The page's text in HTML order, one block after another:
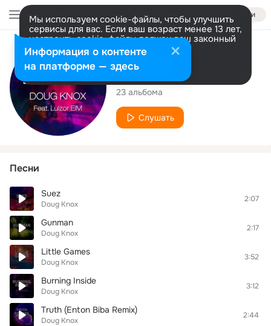
Войти
Мы используем cookie-файлы, чтобы улучшить
сервисы для вас. Если ваш возраст менее 13 лет,
настроить cookie-файлы должен ваш законный
представитель. Больше информации
Разрешить все Настроить
Исполнитель
Doug Knox
23 альбома
Слушать
Песни
Suez
Doug Knox
2:07
Gunman
Doug Knox
2:17
Little Games
Doug Knox
3:52
Burning Inside
Doug Knox
3:12
Truth (Enton Biba Remix)
Doug Knox
2:44
Информация о контенте
на платформе — здесь